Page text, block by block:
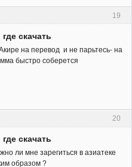
19
скачать
на перевод и не парьтесь- на
быстро соберется
20
скачать
ли мне зарегиться в азиатеке
образом ?